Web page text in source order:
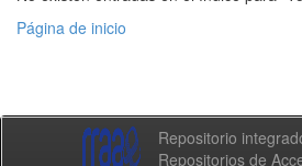
Página de inicio
Repositorio
Repositorios de